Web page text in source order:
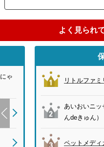
よく見られ
ゃ
リトルファ
あいおいニ
んdeきゅん）
ペットメデ